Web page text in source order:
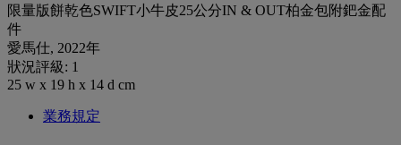
限量版餅乾色SWIFT小牛皮25公分IN & OUT柏金包附鈀金配
件
愛馬仕, 2022年
狀況評級: 1
25 w x 19 h x 14 d cm
業務規定